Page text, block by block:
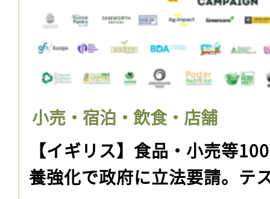
小売・宿泊・飲食・店舗
【イギリス】食品・小売等
養強化で政府に立法要請。テ